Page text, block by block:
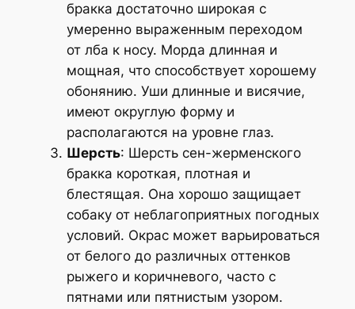
бракка достаточно широкая с
умеренно выраженным переходом
от лба к носу. Морда длинная и
мощная, что способствует хорошему
обонянию. Уши длинные и висячие,
имеют округлую форму и
располагаются на уровне глаз.
Шерсть: Шерсть сен-жерменского
бракка короткая, плотная и
блестящая. Она хорошо защищает
собаку от неблагоприятных погодных
условий. Окрас может варьироваться
от белого до различных оттенков
рыжего и коричневого, часто с
пятнами или пятнистым узором.